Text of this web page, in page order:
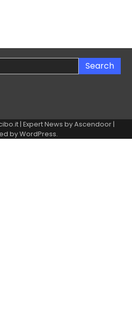
| Expert News byAscendoor|
byWordPress.